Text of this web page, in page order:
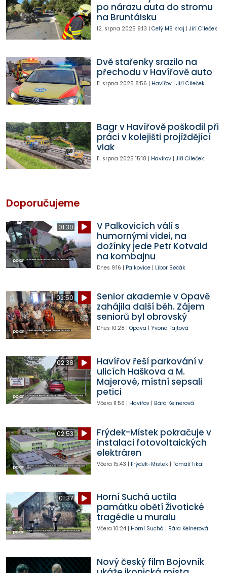
po nárazu auta do stromu
na Bruntálsku
12. srpna 2025 9:13 | Celý MS kraj | Jiří Cileček
Dvě stařenky srazilo na
přechodu v Havířově auto
11. srpna 2025 8:56 | Havířov| Jiří Cileček
Bagr v Havířově poškodil při
práci v kolejišti projíždějící
vlak
11. srpna 2025 15:18 | Havířov| Jiří Cileček
Doporučujeme
01:30
V Palkovicích válí s
humornými videi, na
dožínky jede Petr Kotvald
na kombajnu
Dnes 9:16 | Palkovice| Libor Běčák
02:50
Senior akademie v Opavě
zahájila další běh. Zájem
seniorů byl obrovský
Dnes 10:28 | Opava | Yvona Fajtová
02:38
Havířov řeší parkování v
ulicích Haškova a M.
Majerové, místní sepsali
petici
Včera 11:56 | Havířov| Bára Kelnerová
02:53
Frýdek-Místek pokračuje v
instalaci fotovoltaických
elektráren
Včera 15:43 | Frýdek-Místek| Tomáš Tikal
01:37
Horní Suchá uctila
památku obětí Životické
tragédie u muralu
Včera 10:24| Horní Suchá | Bára Kelnerová
Nový český film Bojovník